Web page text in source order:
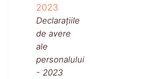
2023
Declarațiile
de avere
ale
personalului
- 2023